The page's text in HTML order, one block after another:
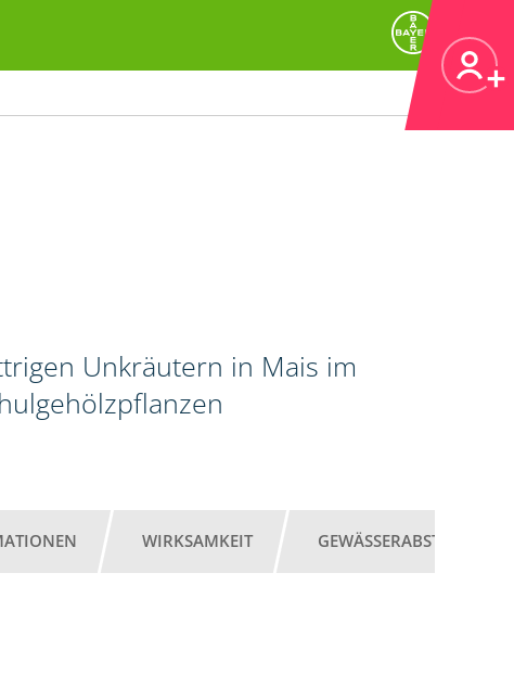
Unkräutern in Mais im
WIRKSAMKEIT GEWÄSSERABSTAND